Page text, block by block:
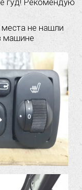
гуд! Рекомендую
места не нашли
машине